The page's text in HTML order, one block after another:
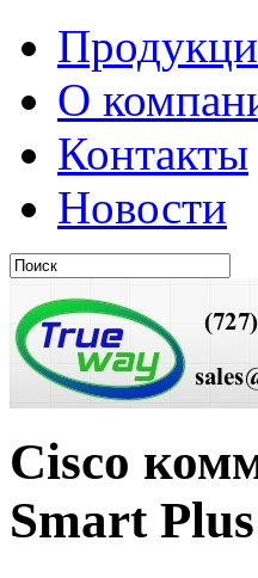
О
Контакты
Новости
Cisco
Smart